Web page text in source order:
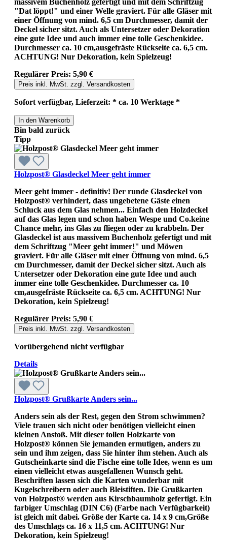
"Dat löppt!" und einer Welle graviert. Für alle Gläser mit
einer Öffnung von mind. 6,5 cm Durchmesser, damit der
Deckel sicher sitzt. Auch als Untersetzer oder Dekoration
eine gute Idee und auch immer eine tolle Geschenkidee.
Durchmesser ca. 10 cm,ausgefräste Rückseite ca. 6,5 cm.
ACHTUNG! Nur Dekoration, kein Spielzeug!
Regulärer Preis: 5,90 €
Preis inkl. MwSt. zzgl. Versandkosten
Sofort verfügbar, Lieferzeit: * ca. 10 Werktage *
In den Warenkorb
Bin bald zurück
Tipp
Holzpost® Glasdeckel Meer geht immer
Meer geht immer - definitiv! Der runde Glasdeckel von
Holzpost® verhindert, dass ungebetene Gäste einen
Schluck aus dem Glas nehmen... Einfach den Holzdeckel
auf das Glas legen und schon haben Wespe und Co.keine
Chance mehr, ins Glas zu fliegen oder zu krabbeln. Der
Glasdeckel ist aus massivem Buchenholz gefertigt und mit
dem Schriftzug "Meer geht immer!" und Möwen
graviert. Für alle Gläser mit einer Öffnung von mind. 6,5
cm Durchmesser, damit der Deckel sicher sitzt. Auch als
Untersetzer oder Dekoration eine gute Idee und auch
immer eine tolle Geschenkidee. Durchmesser ca. 10
cm,ausgefräste Rückseite ca. 6,5 cm. ACHTUNG! Nur
Dekoration, kein Spielzeug!
Regulärer Preis: 5,90 €
Preis inkl. MwSt. zzgl. Versandkosten
Vorübergehend nicht verfügbar
Details
Holzpost® Grußkarte Anders sein...
Anders sein als der Rest, gegen den Strom schwimmen?
Viele trauen sich nicht oder benötigen vielleicht einen
kleinen Anstoß. Mit dieser tollen Holzkarte von
Holzpost® können Sie jemanden ermutigen, anders zu
sein und ihm zeigen, dass Sie hinter ihm stehen. Auch als
Gutscheinkarte sind die Fische eine tolle Idee, wenn es um
einen vielleicht etwas ausgefallenen Wunsch geht.
Beschriften lassen sich die Karten wunderbar mit
Kugelschreibern oder auch Bleistiften. Die Grußkarten
von Holzpost® werden aus Kirschbaumholz gefertigt. Ein
farbiger Umschlag (DIN C6) (Farbe nach Verfügbarkeit)
ist gleich mit dabei. Größe der Karte ca. 14 x 9 cm,Größe
des Umschlags ca. 16 x 11,5 cm. ACHTUNG! Nur
Dekoration, kein Spielzeug!